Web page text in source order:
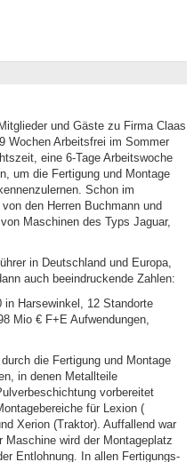
und Gäste zu Firma Claas
Wochen Arbeitsfrei im Sommer
eine 6-Tage Arbeitswoche
um die Fertigung und Montage
Schon im
den Herren Buchmann und
Maschinen des Typs Jaguar,
in Deutschland und Europa,
auch beeindruckende Zahlen:
in Harsewinkel, 12 Standorte
Mio € F+E Aufwendungen,
die Fertigung und Montage
in denen Metallteile
vorbereitet
für Lexion (
Xerion (Traktor). Auffallend war
Maschine wird der Montageplatz
Entlohnung. In allen Fertigungs-